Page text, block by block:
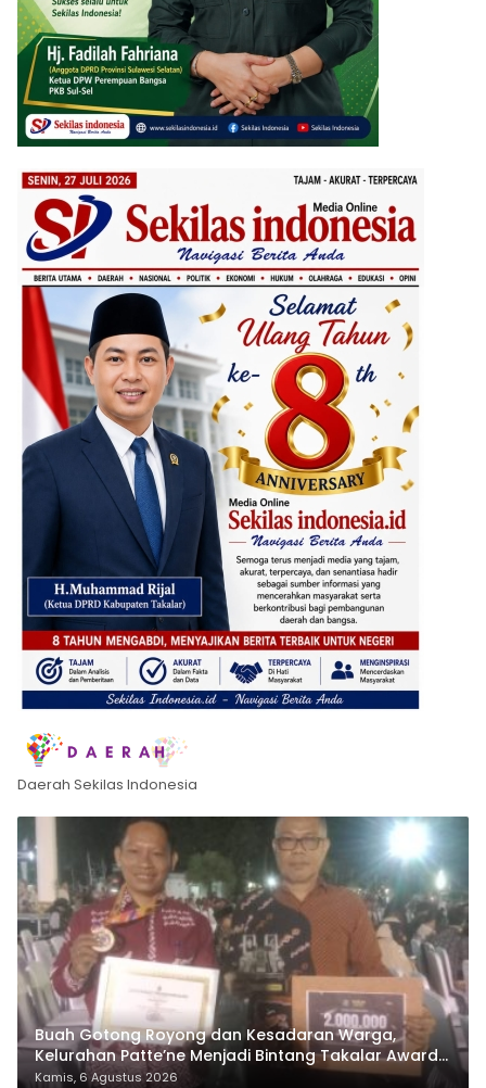
Daerah Sekilas Indonesia
Buah Gotong Royong dan Kesadaran Warga,
Kelurahan Patte’ne Menjadi Bintang Takalar Award
2026
Kamis, 6 Agustus 2026